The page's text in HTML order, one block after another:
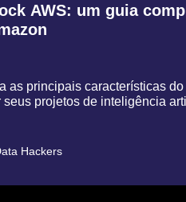
AWS: um guia
as principais características
seus projetos de inteligência
Hackers